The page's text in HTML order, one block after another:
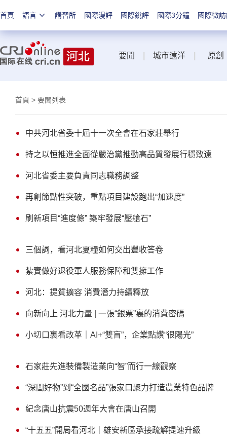
首頁 語言 講習所 國際漫評 國際銳評 國際3分鐘 國際微
要聞 城市遠洋 原創
首頁 > 要聞列表
中共河北省委十屆十一次全會在石家莊舉行
持之以恒推進全面從嚴治黨推動高品質發展行穩致遠
河北省委主要負責同志職務調整
再創節點性突破，重點項目建設跑出“加速度”
刷新項目“進度條” 築牢發展“壓艙石”
三個詞，看河北夏糧如何交出豐收答卷
紮實做好退役軍人服務保障和雙擁工作
河北：提質擴容 消費潛力持續釋放
向新向上 河北力量 | 一張“銀票”裏的消費密碼
小切口裏看改革｜AI+“雙盲”，企業點讚“很陽光”
石家莊先進裝備製造業向“智”而行一線觀察
“深閨好物”到“全國名品”張家口聚力打造農業特色品牌
紀念唐山抗震50週年大會在唐山召開
“十五五”開局看河北｜雄安新區承接疏解提速升級